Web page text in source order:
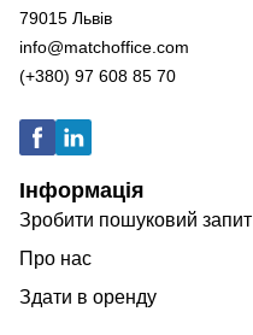
79015 Львів
info@matchoffice.com
(+380) 97 608 85 70
Інформація
Зробити пошуковий запит
Про нас
Здати в оренду